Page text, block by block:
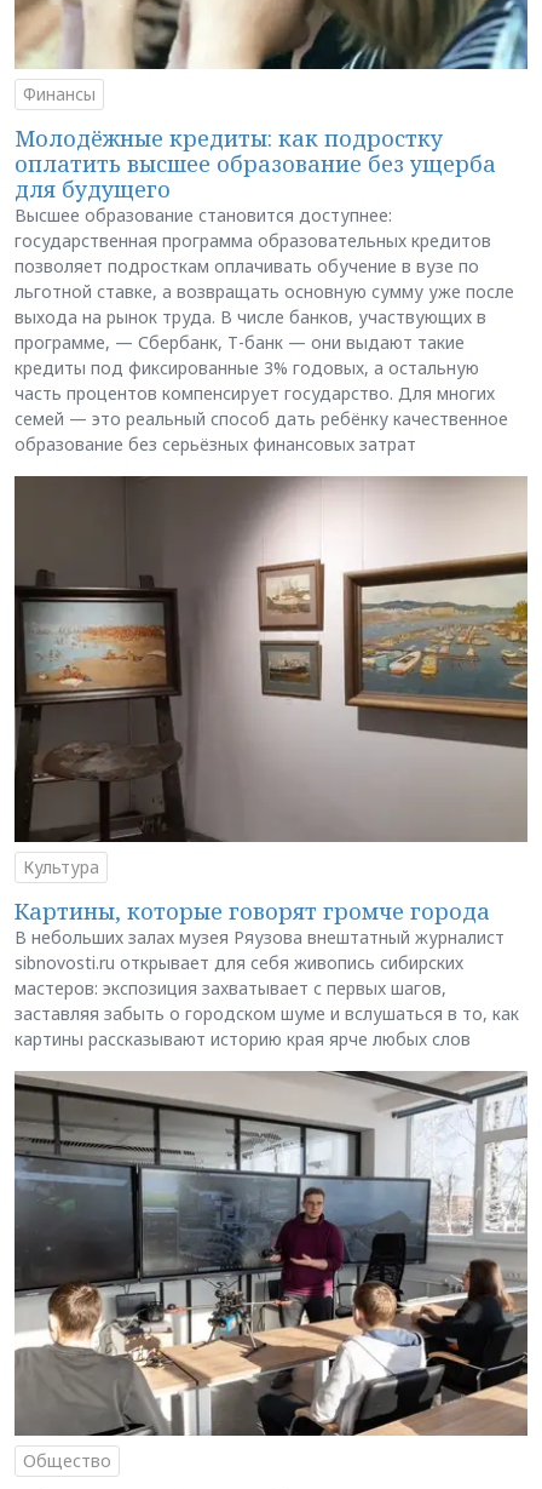
Финансы
Молодёжные кредиты: как подростку
оплатить высшее образование без ущерба
для будущего
Высшее образование становится доступнее:
государственная программа образовательных кредитов
позволяет подросткам оплачивать обучение в вузе по
льготной ставке, а возвращать основную сумму уже после
выхода на рынок труда. В числе банков, участвующих в
программе, — Сбербанк, Т-банк — они выдают такие
кредиты под фиксированные 3% годовых, а остальную
часть процентов компенсирует государство. Для многих
семей — это реальный способ дать ребёнку качественное
образование без серьёзных финансовых затрат
Культура
Картины, которые говорят громче города
В небольших залах музея Ряузова внештатный журналист
sibnovosti.ru открывает для себя живопись сибирских
мастеров: экспозиция захватывает с первых шагов,
заставляя забыть о городском шуме и вслушаться в то, как
картины рассказывают историю края ярче любых слов
Общество